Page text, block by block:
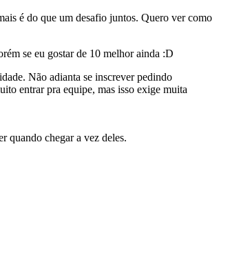
é do que um desafio juntos. Quero ver como
se eu gostar de 10 melhor ainda :D
Não adianta se inscrever pedindo
entrar pra equipe, mas isso exige muita
quando chegar a vez deles.